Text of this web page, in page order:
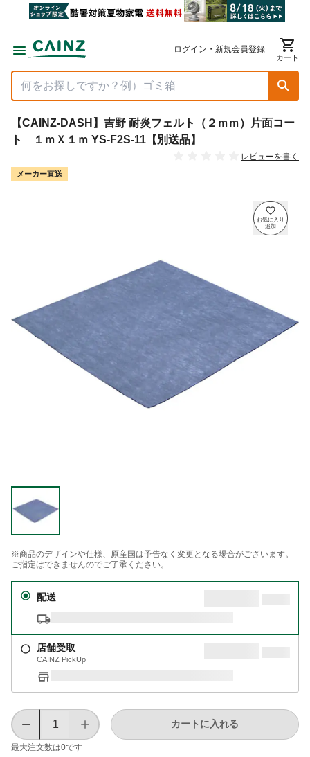
ログイン・新規会員登録
カート
【CAINZ-DASH】吉野 耐炎フェルト（２ｍｍ）片面コー
ト １ｍＸ１ｍ YS-F2S-11【別送品】
レビューを書く
メーカー直送
※商品のデザインや仕様、原産国は予告なく変更となる場合がございます。
ご指定はできませんのでご了承ください。
配送
店舗受取
CAINZ PickUp
最大注文数は0です
カートに入れる